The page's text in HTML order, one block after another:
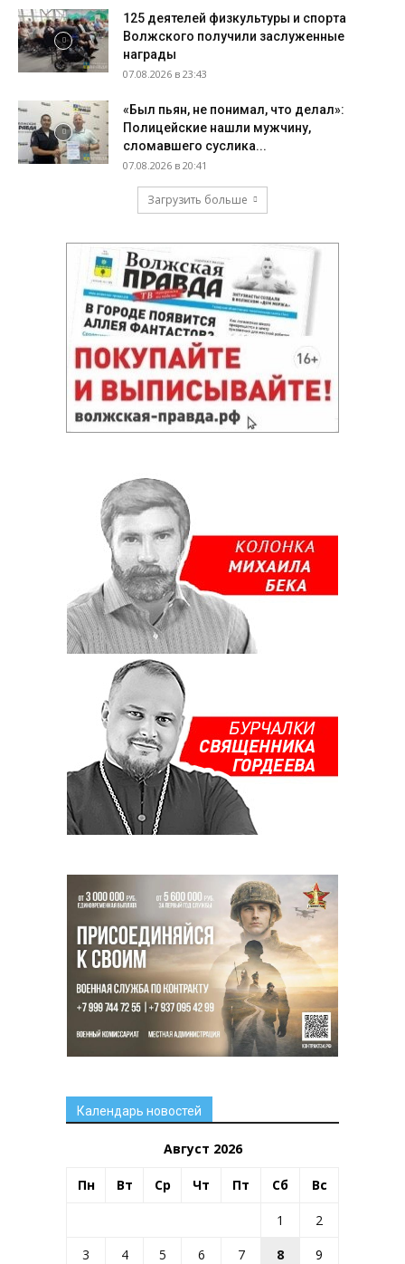
125 деятелей физкультуры и спорта
Волжского получили заслуженные
награды
07.08.2026 в 23:43
«Был пьян, не понимал, что делал»:
Полицейские нашли мужчину,
сломавшего суслика...
07.08.2026 в 20:41
Загрузить больше
Календарь новостей
Август 2026
Пн Вт Ср Чт Пт Сб Вс
1
2
3
4 5 6 7 8
9